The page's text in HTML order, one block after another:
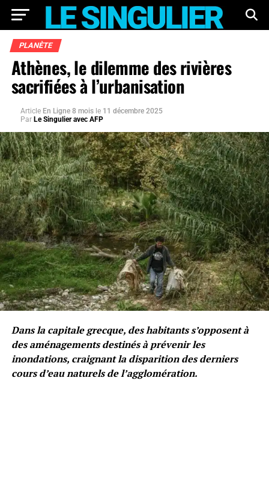
PLANÈTE
Athènes, le dilemme des rivières
sacrifiées à l’urbanisation
Article En Ligne 8 mois le 11 décembre 2025
Par Le Singulier avec AFP
Dans la capitale grecque, des habitants s’opposent à
des aménagements destinés à prévenir les
inondations, craignant la disparition des derniers
cours d’eau naturels de l’agglomération.